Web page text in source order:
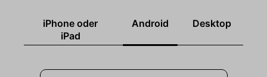
iPhone oder
iPad
Android Desktop